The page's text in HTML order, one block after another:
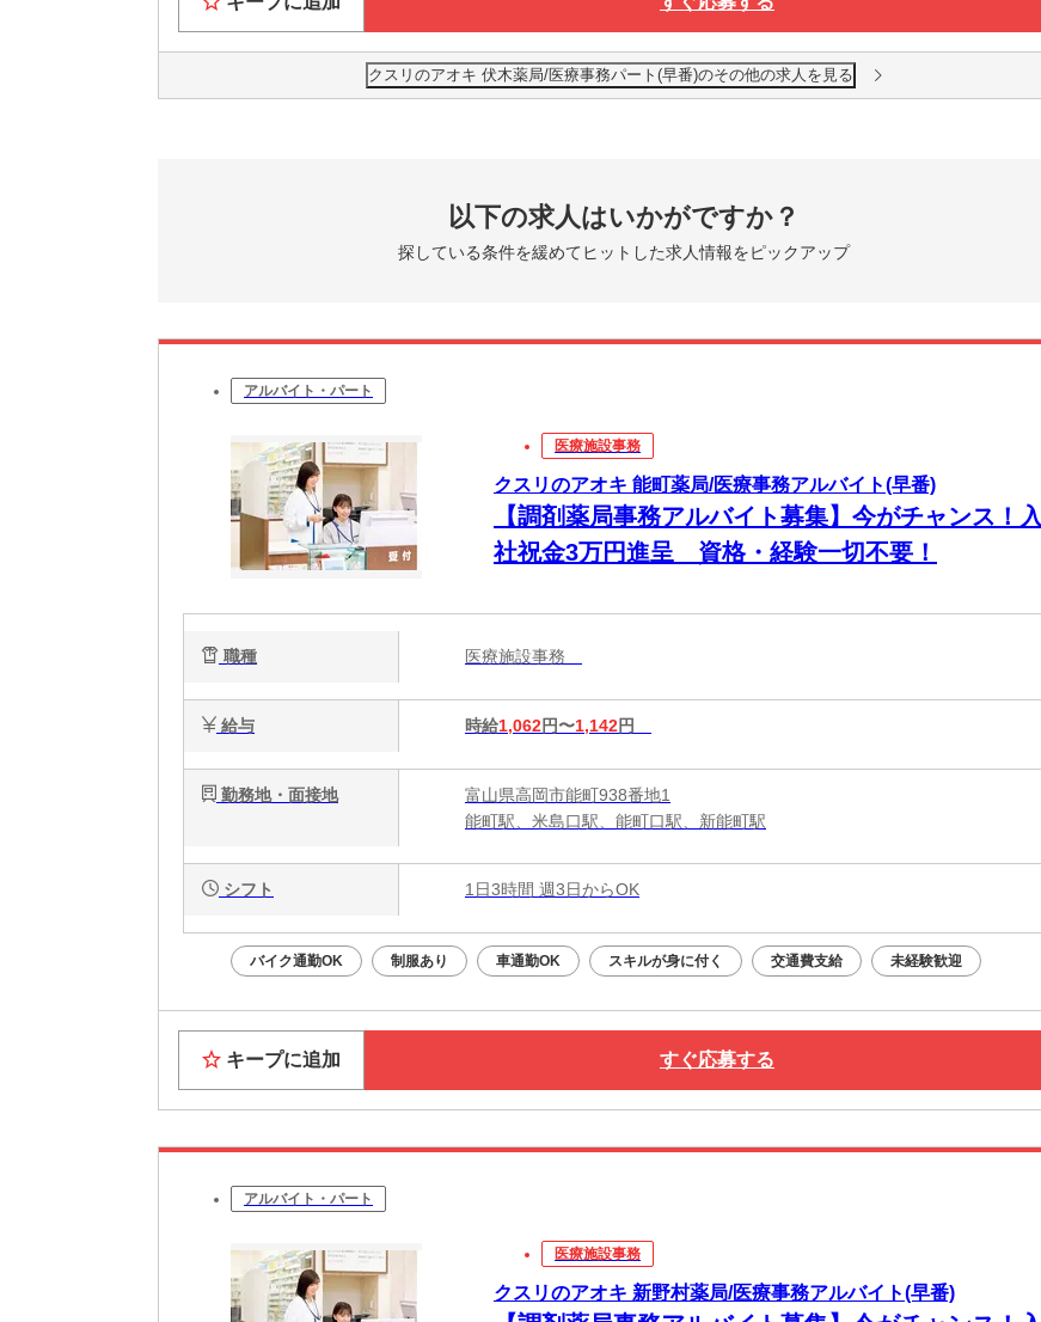
クスリのアオキ 伏木薬局/医療事務パート(早番)のその他の求人を見る
以下の求人はいかがですか？
探している条件を緩めてヒットした求人情報をピックアップ
アルバイト・パート
医療施設事務
クスリのアオキ 能町薬局/医療事務アルバイト(早番)
【調剤薬局事務アルバイト募集】今がチャンス！入
社祝金3万円進呈 資格・経験一切不要！
職種 医療施設事務
給与 時給1,062円〜1,142円
勤務地・面接地
富山県高岡市能町938番地1
能町駅、米島口駅、能町口駅、新能町駅
シフト 1日3時間 週3日からOK
バイク通勤OK 制服あり 車通勤OK スキルが身に付く 交通費支給 未経験歓迎
キープに追加 すぐ応募する
アルバイト・パート
医療施設事務
クスリのアオキ 新野村薬局/医療事務アルバイト(早番)